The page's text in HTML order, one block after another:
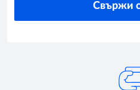
Свържи